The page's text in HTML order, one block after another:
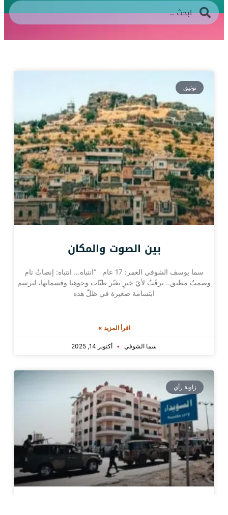
توثيق
بين الصوت والمكان
سما يوسف الشوفي العمر: 17 عام “انتباه… انتباه: إنصاتٌ تام
وصمتٌ مطبق.. ترقّبٌ لأيّ خبرٍ يغيّر طيّات وجوهنا وقسماتها، ليرسم
ابتسامة صغيرة في ظلّ هذه
اقرأ المزيد »
سما الشوفي أكتوبر 14, 2025
زاوية رأي